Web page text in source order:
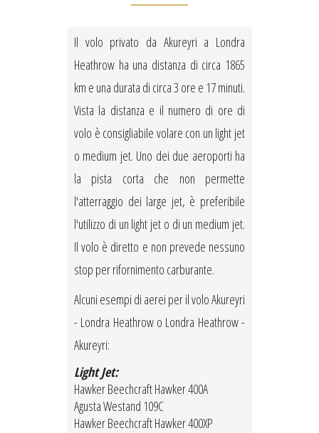
Il volo privato da Akureyri a Londra
Heathrow ha una distanza di circa 1865
km e una durata di circa 3 ore e 17 minuti.
Vista la distanza e il numero di ore di
volo è consigliabile volare con un light jet
o medium jet. Uno dei due aeroporti ha
la pista corta che non permette
l'atterraggio dei large jet, è preferibile
l'utilizzo di un light jet o di un medium jet.
Il volo è diretto e non prevede nessuno
stop per rifornimento carburante.
Alcuni esempi di aerei per il volo Akureyri
- Londra Heathrow o Londra Heathrow -
Akureyri:
Light Jet:
Hawker Beechcraft Hawker 400A
Agusta Westand 109C
Hawker Beechcraft Hawker 400XP